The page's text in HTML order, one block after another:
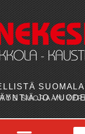
JO
SUORAAN